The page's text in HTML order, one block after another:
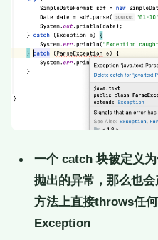
一个 catch 块被定义
抛出的异常，那么也
方法上直接throws任
Exception